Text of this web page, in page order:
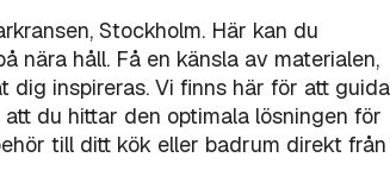
Stockholm. Här kan du
nära håll. Få en känsla av materialen,
dig inspireras. Vi finns här för att guida
du hittar den optimala lösningen för
till ditt kök eller badrum direkt från